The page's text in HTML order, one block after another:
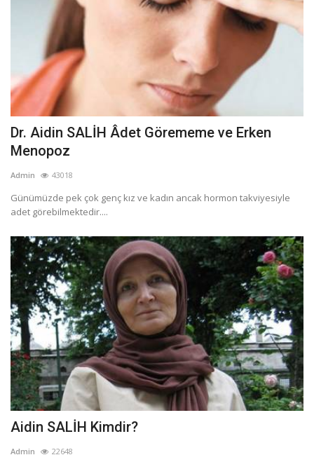
Dr. Aidin SALİH Âdet Görememe ve Erken
Menopoz
Admin 43018
Günümüzde pek çok genç kız ve kadın ancak hormon takviyesiyle
adet görebilmektedir....
Aidin SALİH Kimdir?
Admin 22648